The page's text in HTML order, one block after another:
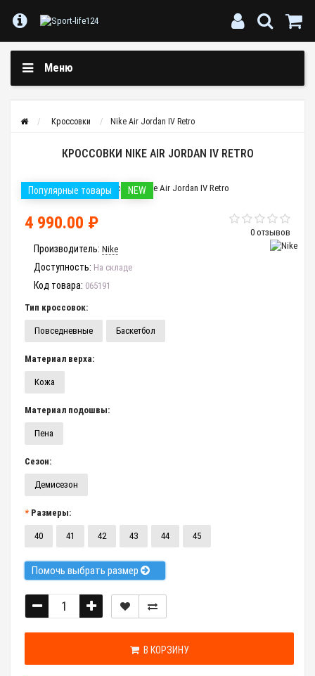
Меню
Кроссовки Nike Air Jordan IV Retro
КРОССОВКИ NIKE AIR JORDAN IV RETRO
Популярные товары NEW
0 отзывов
4 990.00 ₽
Производитель: Nike
Доступность: На складе
Код товара: 065191
Тип кроссовок:
Повседневные Баскетбол
Материал верха:
Кожа
Материал подошвы:
Пена
Сезон:
Демисезон
Размеры:
40 41 42 43 44 45
Помочь выбрать размер
В КОРЗИНУ